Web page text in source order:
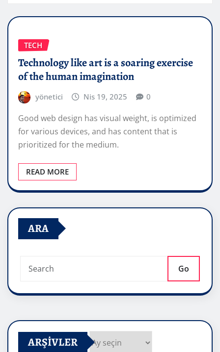
TECH
Technology like art is a soaring exercise
of the human imagination
yönetici Nis 19, 2025 0
Good web design has visual weight, is optimized
for various devices, and has content that is
prioritized for the medium.
READ MORE
ARA
Go
ARŞIVLER